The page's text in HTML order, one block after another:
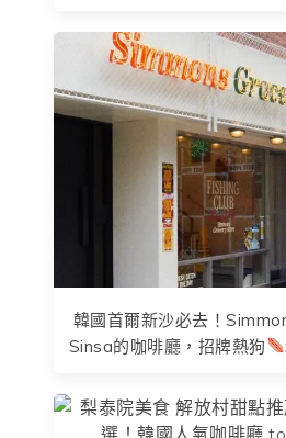
韓國首爾新沙必去！
Sinsa的咖啡廳，招牌熱狗